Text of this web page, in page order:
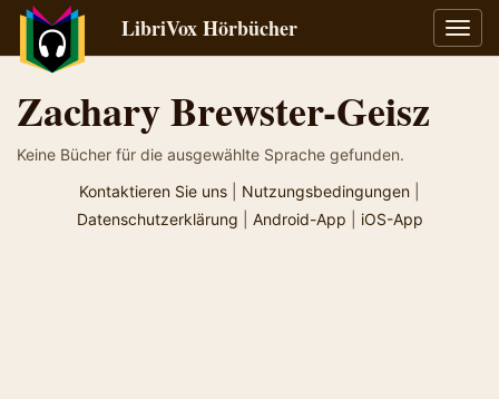
LibriVox Hörbücher
Zachary Brewster-Geisz
Keine Bücher für die ausgewählte Sprache gefunden.
Kontaktieren Sie uns
Nutzungsbedingungen
Datenschutzerklärung
Android-App iOS-App